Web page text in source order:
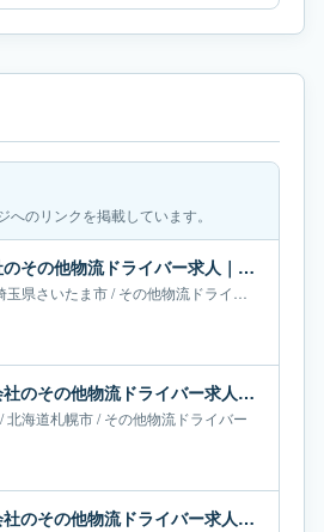
のリンクを掲載しています。
株式会社ソーデン社のその他物流ドライバー求人｜埼玉県さいたま市｜月給60万-65万円
玉県さいたま市/その他物流ドライバー
札幌エムケイ株式会社のその他物流ドライバー求人｜北海道札幌市｜月給67万-69万円
/北海道札幌市/その他物流ドライバー
札幌エムケイ株式会社のその他物流ドライバー求人｜北海道札幌市｜月給65万-68万円